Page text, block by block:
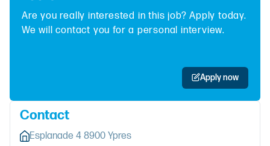
Are you really interested in this job? Apply today.
We will contact you for a personal interview.
Apply now
Contact
Esplanade 4 8900 Ypres